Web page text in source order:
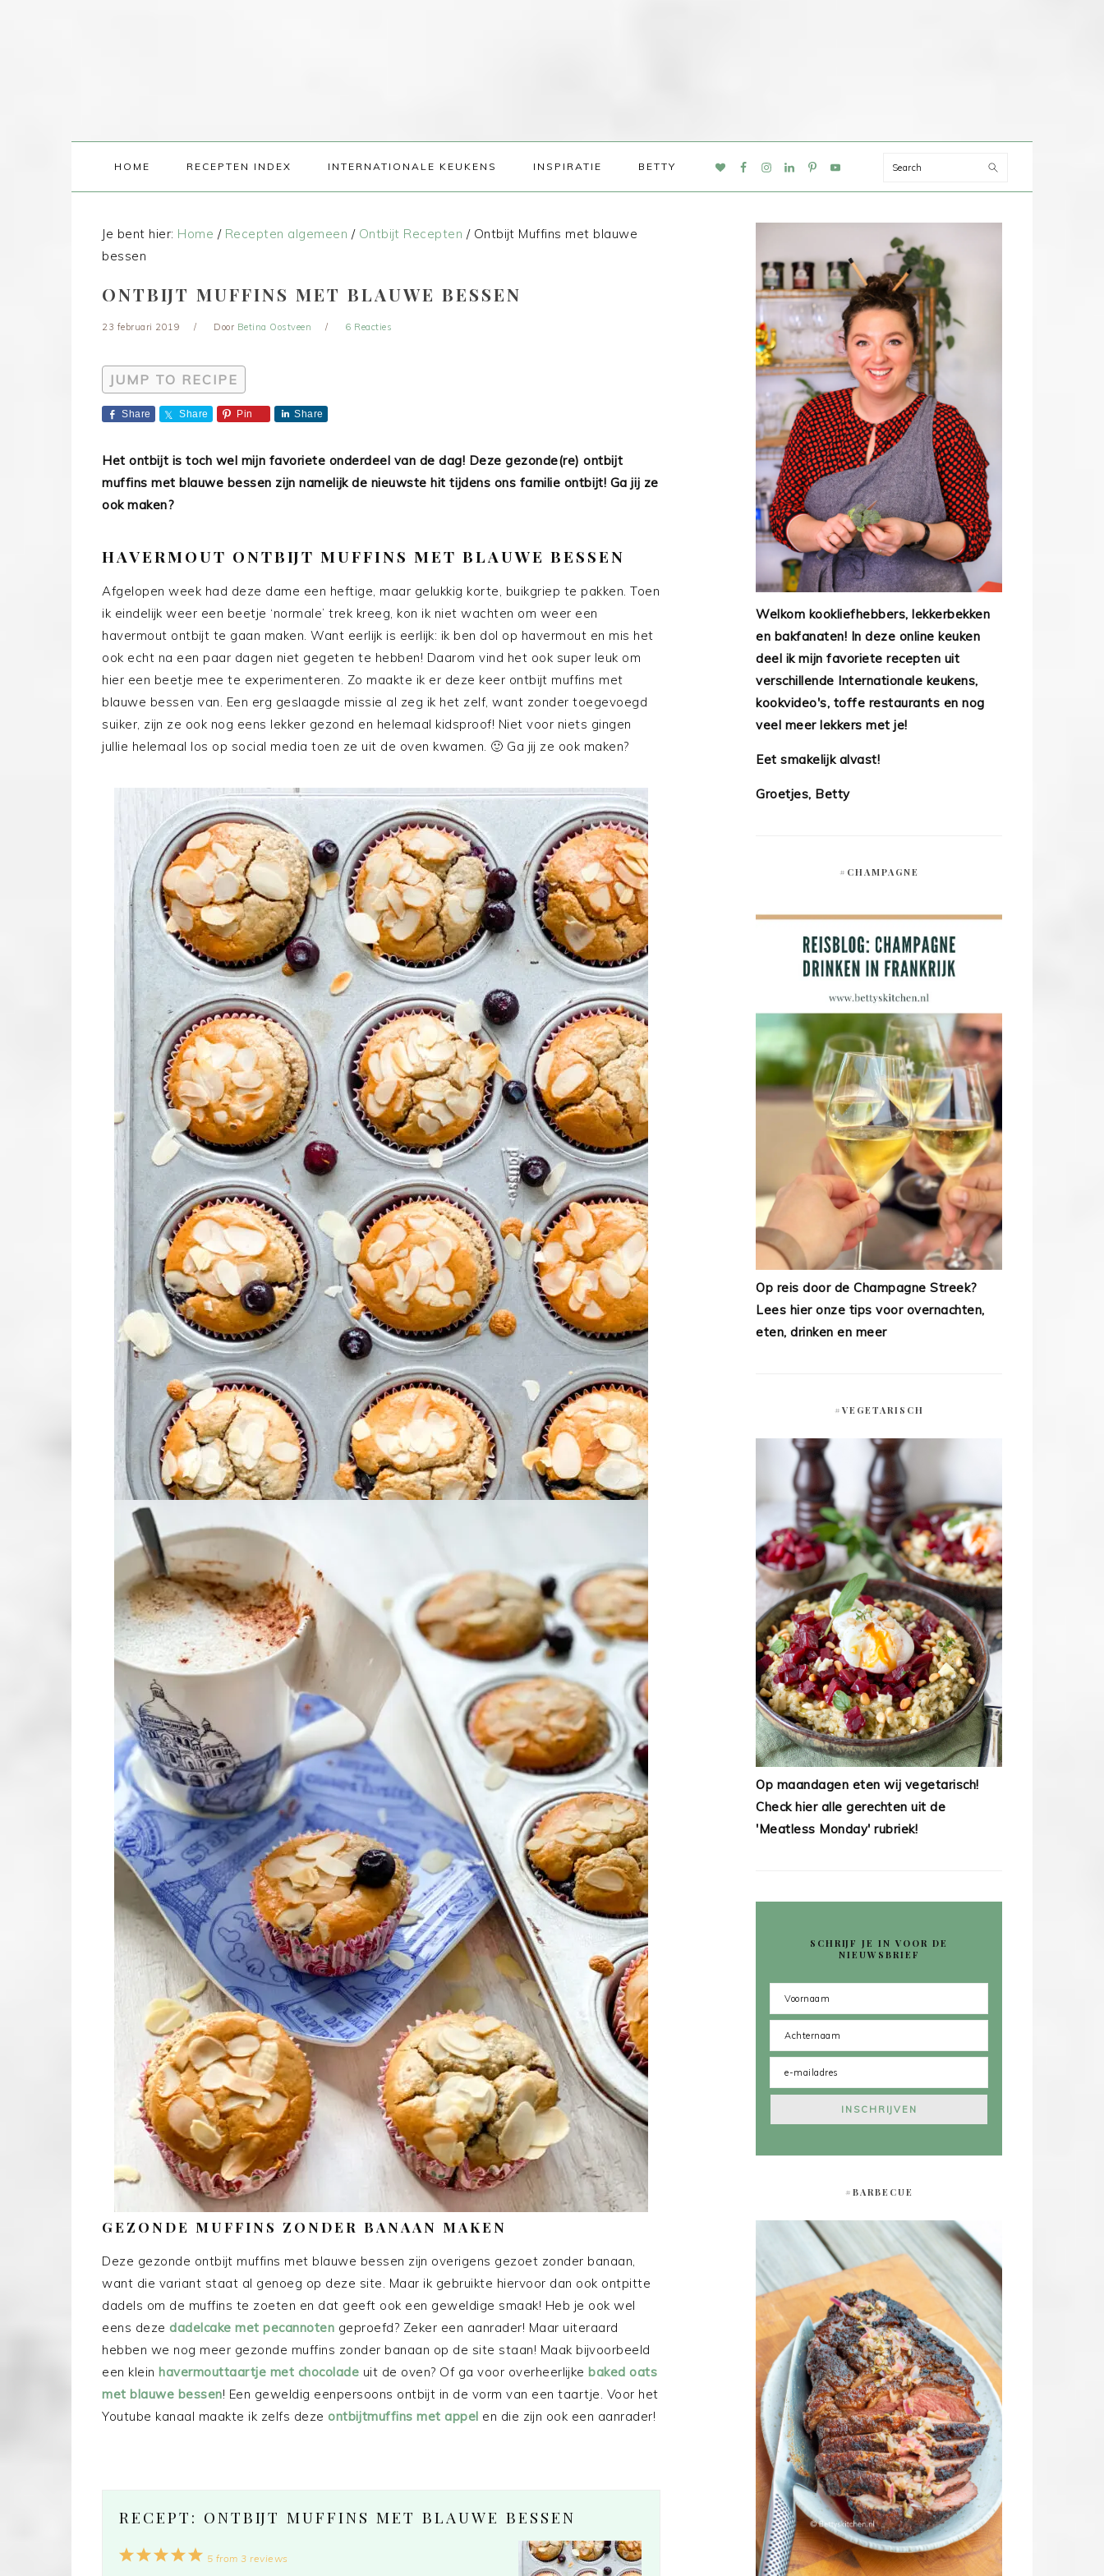
HOME RECEPTEN INDEX INTERNATIONALE KEUKENS INSPIRATIE BETTY
NAV
Search
Je bent hier: Home / Recepten algemeen / Ontbijt Recepten /Ontbijt Muffins met blauwe
bessen
ONTBIJT MUFFINS MET BLAUWE BESSEN
23 februari 2019 Door Betina Oostveen 6 Reacties
JUMP TO RECIPE
Share Share Pin Share
Het ontbijt is toch wel mijn favoriete onderdeel van de dag! Deze gezonde(re) ontbijt
muffins met blauwe bessen zijn namelijk de nieuwste hit tijdens ons familie ontbijt! Ga jij ze
ook maken?
HAVERMOUT ONTBIJT MUFFINS MET BLAUWE BESSEN
Afgelopen week had deze dame een heftige, maar gelukkig korte, buikgriep te pakken. Toen
ik eindelijk weer een beetje ‘normale’ trek kreeg, kon ik niet wachten om weer een
havermout ontbijt te gaan maken. Want eerlijk is eerlijk: ik ben dol op havermout en mis het
ook echt na een paar dagen niet gegeten te hebben! Daarom vind het ook super leuk om
hier een beetje mee te experimenteren. Zo maakte ik er deze keer ontbijt muffins met
blauwe bessen van. Een erg geslaagde missie al zeg ik het zelf, want zonder toegevoegd
suiker, zijn ze ook nog eens lekker gezond en helemaal kidsproof! Niet voor niets gingen
jullie helemaal los op social media toen ze uit de oven kwamen. 🙂 Ga jij ze ook maken?
GEZONDE MUFFINS ZONDER BANAAN MAKEN
Deze gezonde ontbijt muffins met blauwe bessen zijn overigens gezoet zonder banaan,
want die variant staat al genoeg op deze site. Maar ik gebruikte hiervoor dan ook ontpitte
dadels om de muffins te zoeten en dat geeft ook een geweldige smaak! Heb je ook wel
eens deze dadelcake met pecannoten geproefd? Zeker een aanrader! Maar uiteraard
hebben we nog meer gezonde muffins zonder banaan op de site staan! Maak bijvoorbeeld
een klein havermouttaartje met chocolade uit de oven? Of ga voor overheerlijke baked oats
met blauwe bessen! Een geweldig eenpersoons ontbijt in de vorm van een taartje. Voor het
Youtube kanaal maakte ik zelfs deze ontbijtmuffins met appel en die zijn ook een aanrader!
RECEPT: ONTBIJT MUFFINS MET BLAUWE BESSEN
5
4
3
2
1
5 from 3 reviews
Welkom kookliefhebbers, lekkerbekken
en bakfanaten! In deze online keuken
deel ik mijn favoriete recepten uit
verschillende Internationale keukens,
kookvideo's, toffe restaurants en nog
veel meer lekkers met je!
Eet smakelijk alvast!
Groetjes, Betty
#CHAMPAGNE
Op reis door de Champagne Streek?
Lees hier onze tips voor overnachten,
eten, drinken en meer
#VEGETARISCH
Op maandagen eten wij vegetarisch!
Check hier alle gerechten uit de
'Meatless Monday' rubriek!
SCHRIJF JE IN VOOR DE
NIEUWSBRIEF
#BARBECUE